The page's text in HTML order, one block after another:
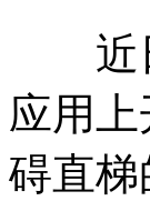
近日
应用
碍直